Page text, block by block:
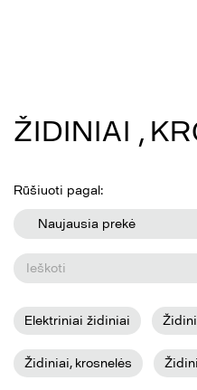
ŽIDINIAI ,
Rūšiuoti pagal:
Naujausia prekė
Elektriniai židiniai
Židiniai, krosnelės